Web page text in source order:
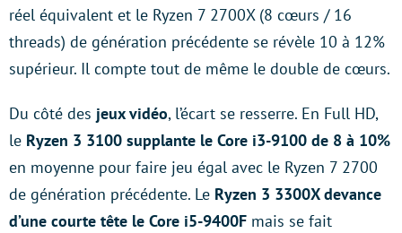
réel équivalent et le Ryzen 7 2700X (8 cœurs / 16
threads) de génération précédente se révèle 10 à 12%
supérieur. Il compte tout de même le double de cœurs.
Du côté des jeux vidéo, l’écart se resserre. En Full HD,
le Ryzen 3 3100 supplante le Core i3-9100 de 8 à 10%
en moyenne pour faire jeu égal avec le Ryzen 7 2700
de génération précédente. Le Ryzen 3 3300X devance
d’une courte tête le Core i5-9400F mais se fait